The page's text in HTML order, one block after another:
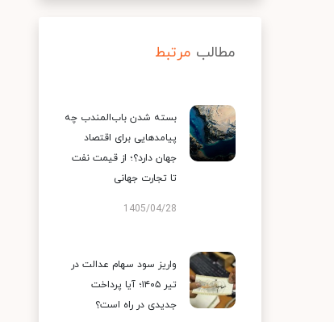
مطالب مرتبط
بسته شدن باب‌المندب چه
پیامدهایی برای اقتصاد
جهان دارد؟؛ از قیمت نفت
تا تجارت جهانی
1405/04/28
واریز سود سهام عدالت در
تیر ۱۴۰۵؛ آیا پرداخت
جدیدی در راه است؟